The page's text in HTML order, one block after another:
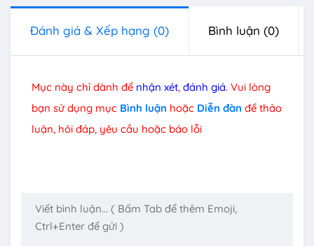
Đánh giá & Xếp hạng (0) Bình luận (0)
Mục này chỉ dành để nhận xét, đánh giá. Vui lòng
bạn sử dụng mục Bình luận hoặc Diễn đàn để thảo
luận, hỏi đáp, yêu cầu hoặc báo lỗi